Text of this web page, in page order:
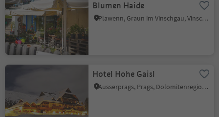
Blumen Haide
Plawenn, Graun im Vinschgau, Vinschgau
Hotel Hohe Gaisl
Ausserprags, Prags, Dolomitenregion 3 Zinnen